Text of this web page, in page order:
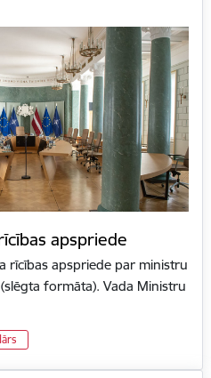
apspriede
rīcības apspriede par ministru
formāta). Vada Ministru